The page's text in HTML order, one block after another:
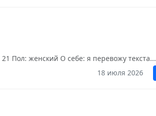
Пол: женский О себе: я перевожу текста...
18 июля 2026